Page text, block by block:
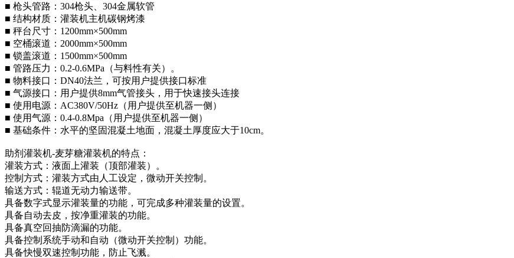
■ 枪头管路：304枪头、304金属软管
■ 结构材质：灌装机主机碳钢烤漆
■ 秤台尺寸：1200mm×500mm
■ 空桶滚道：2000mm×500mm
■ 锁盖滚道：1500mm×500mm
■ 管路压力：0.2-0.6MPa（与料性有关）。
■ 物料接口：DN40法兰，可按用户提供接口标准
■ 气源接口：用户提供8mm气管接头，用于快速接头连接
■ 使用电源：AC380V/50Hz（用户提供至机器一侧）
■ 使用气源：0.4-0.8Mpa（用户提供至机器一侧）
■ 基础条件：水平的坚固混凝土地面，混凝土厚度应大于10cm。
助剂灌装机-麦芽糖灌装机的特点：
灌装方式：液面上灌装（顶部灌装）。
控制方式：灌装方式由人工设定，微动开关控制。
输送方式：辊道无动力输送带。
具备数字式显示灌装量的功能，可完成多种灌装量的设置。
具备自动去皮，按净重灌装的功能。
具备真空回抽防滴漏的功能。
具备控制系统手动和自动（微动开关控制）功能。
具备快慢双速控制功能，防止飞溅。